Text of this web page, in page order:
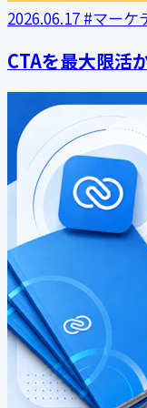
2026.06.17 #マーケ
CTAを最大限活